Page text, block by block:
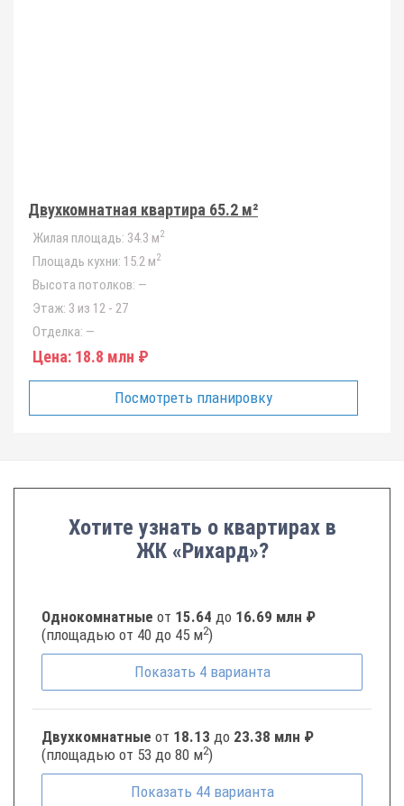
Двухкомнатная квартира 65.2 м²
Жилая площадь: 34.3 м2
Площадь кухни: 15.2 м2
Высота потолков: —
Этаж: 3 из 12 - 27
Отделка: —
Цена: 18.8 млн ₽
Посмотреть планировку
Хотите узнать о квартирах в
ЖК «Рихард»?
Однокомнатные от 15.64 до 16.69 млн ₽
(площадью от 40 до 45 м2)
Показать 4 варианта
Двухкомнатные от 18.13 до 23.38 млн ₽
(площадью от 53 до 80 м2)
Показать 44 варианта